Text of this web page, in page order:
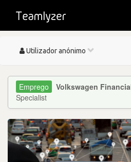
Toggle
Utilizador anónimo
Volkswagen
Specialist